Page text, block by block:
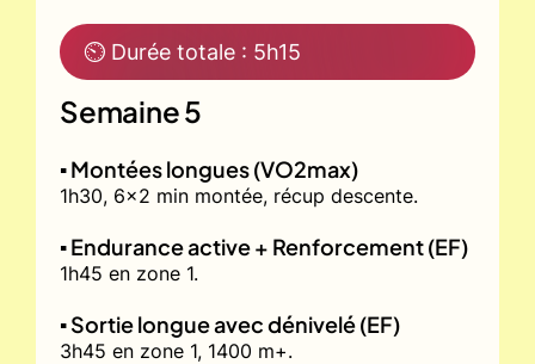
⏲ Durée totale : 5h15
Semaine 5
▪️ Montées longues (VO2max)
1h30, 6x2 min montée, récup descente.
▪️ Endurance active + Renforcement (EF)
1h45 en zone 1.
▪️ Sortie longue avec dénivelé (EF)
3h45 en zone 1, 1400 m+.